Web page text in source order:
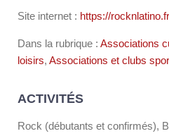
Site internet : https://
Dans la rubrique : Associations
loisirs, Associations et clubs
ACTIVITÉS
Rock (débutants et confirmés),